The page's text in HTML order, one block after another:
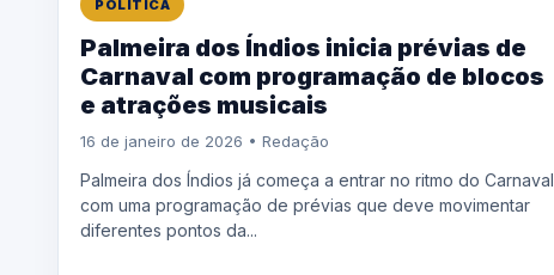
POLÍTICA
Palmeira dos Índios inicia prévias de
Carnaval com programação de blocos
e atrações musicais
16 de janeiro de 2026 • Redação
Palmeira dos Índios já começa a entrar no ritmo do Carnaval
com uma programação de prévias que deve movimentar
diferentes pontos da...